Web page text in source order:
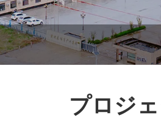
プロジ